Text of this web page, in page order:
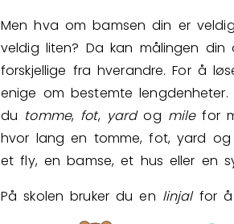
Bestill
Men hva om bamsen din er
veldig liten? Da kan målingen
forskjellige fra hverandre. For å
enige om bestemte lengdenheter.
du tomme, fot, yardog milefor
hvor lang en tomme, fot, yard
et fly, en bamse, et hus eller en
På skolen bruker du en linjal for